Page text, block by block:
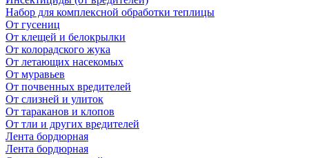
Набор для комплексной обработки теплицы
От гусениц
От клещей и белокрылки
От колорадского жука
От летающих насекомых
От муравьев
От почвенных вредителей
От слизней и улиток
От тараканов и клопов
От тли и других вредителей
Лента бордюрная
Лента бордюрная